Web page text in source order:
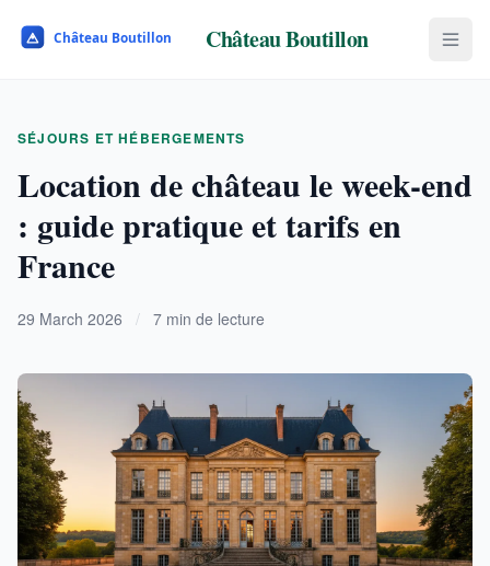
Château Boutillon
SÉJOURS ET HÉBERGEMENTS
Location de château le week-end
: guide pratique et tarifs en
France
29 March 2026 / 7 min de lecture